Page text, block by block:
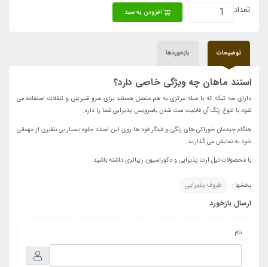
تعداد افزودن به سبد
توضیحات بازخوردها
استند ماهان چه ویژگی خاصی دارد؟
دارای سه تیکه که با میله مرکزی به هم متصل هستند برای سرو شیرینی و تنقلات استفاده می
شود با تنوع رنگ آن قابلیت ست شدن باسرویس پذیرایی شما را دارد.
هنگام چیدمان خوراکی های رنگی و فینگر فود ها روی این استند جلوه بسیار بی نظیری از مهمانی
خود به نمایش می گذارید.
با محصولات نیل آرت پذیرایی و دکوراسیون زیباتری داشته باشید.
بخشها : ظروف پذیرایی
ارسال بازخورد
نام